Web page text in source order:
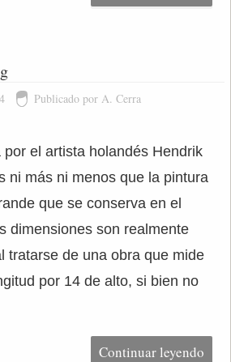
Publicado por A. Cerra
el artista holandés Hendrik
ni más ni menos que la pintura
que se conserva en el
dimensiones son realmente
tratarse de una obra que mide
por 14 de alto, si bien no
Continuar leyendo